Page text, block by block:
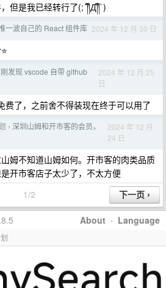
但是我已经转行了(;´༎ຶД༎ຶ`)
一波自己的 React 组件库 2024 年 12 月 30 日
刚发现 vscode 自带 github
2024 年 12 月 25
日
费了，之前舍不得装现在终于可以用了
› 深圳山姆和开市客的会员，
2024 年 12 月
24 日
姆不知道山姆如何。开市客的肉类品质
开市客店子太少了，不太方便
1/2
About · Language